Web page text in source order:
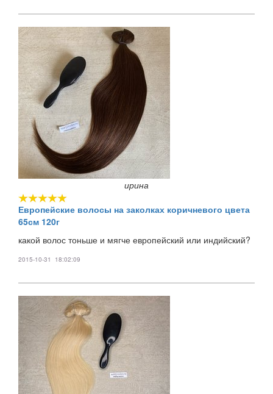
ирина
Европейские волосы на заколках коричневого цвета
65см 120г
какой волос тоньше и мягче европейский или индийский?
2015-10-31 18:02:09